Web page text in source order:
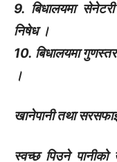
9. बिधालयमा
निषेध ।
10. बिधालयमा गुणस्तर
।
खानेपानी तथा
स्वच्छ पिउने